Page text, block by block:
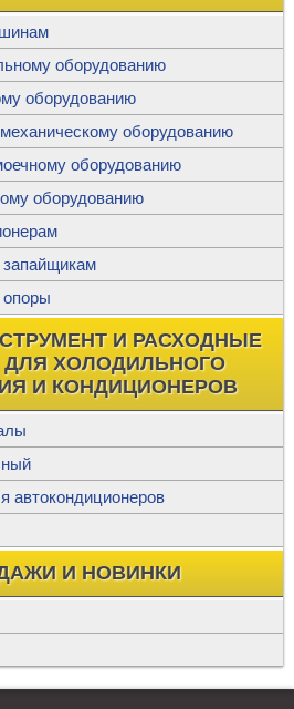
оборудованию
оборудованию
оборудованию
оборудованию
оборудованию
запайщикам
опоры
И РАСХОДНЫЕ
ХОЛОДИЛЬНОГО
И КОНДИЦИОНЕРОВ
автокондиционеров
И НОВИНКИ